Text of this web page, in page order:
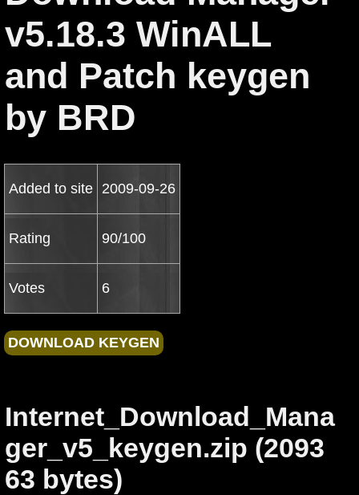
v5.18.3 WinALL
and Patch keygen
by BRD
Added to site 2009-09-26
Rating 90/100
Votes 6
Internet_Download_Mana
ger_v5_keygen.zip (2093
63 bytes)